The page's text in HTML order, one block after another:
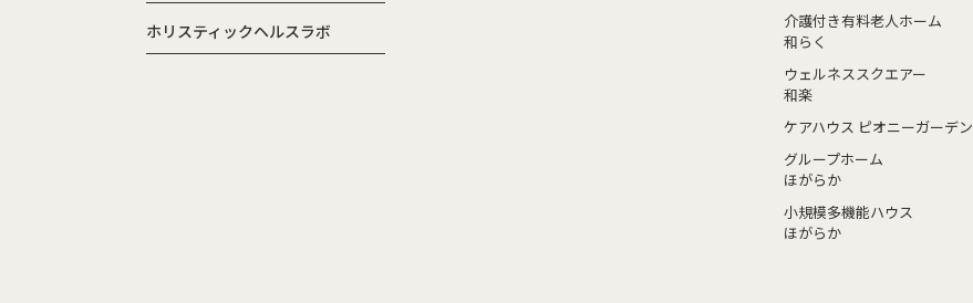
ホリスティックヘルスラボ
介護付き有料老人ホーム
和らく
ウェルネススクエアー
和楽
ケアハウス ピオニーガーデン
グループホーム
ほがらか
小規模多機能ハウス
ほがらか